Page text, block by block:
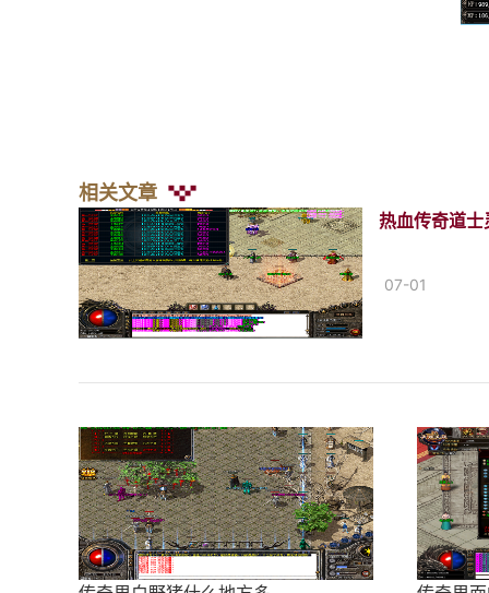
相关文章
热血传奇道
07-01